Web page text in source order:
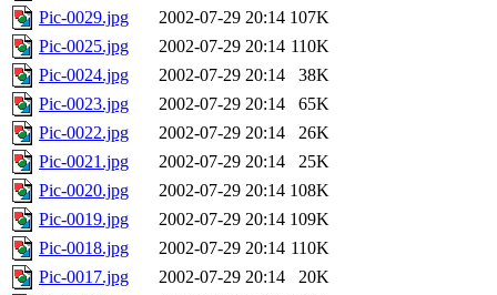
Pic-0029.jpg
2002-07-29 20:14 107K
Pic-0025.jpg
2002-07-29 20:14 110K
Pic-0024.jpg
2002-07-29 20:14
38K
Pic-0023.jpg
2002-07-29 20:14
65K
Pic-0022.jpg
2002-07-29 20:14
26K
Pic-0021.jpg
2002-07-29 20:14
25K
Pic-0020.jpg
2002-07-29 20:14 108K
Pic-0019.jpg
2002-07-29 20:14 109K
Pic-0018.jpg
2002-07-29 20:14 110K
Pic-0017.jpg
2002-07-29 20:14
20K